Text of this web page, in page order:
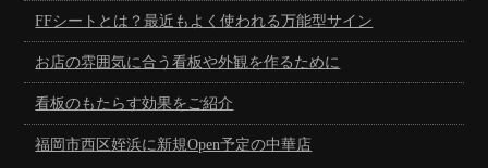
FFシートとは？最近もよく使われる万能型サイン
お店の雰囲気に合う看板や外観を作るために
看板のもたらす効果をご紹介
福岡市西区姪浜に新規Open予定の中華店